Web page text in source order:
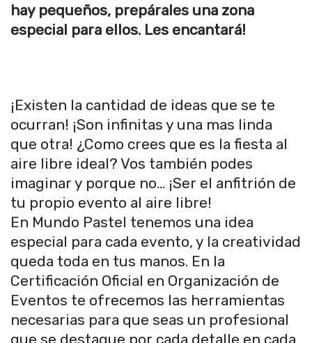
hay pequeños, prepárales una zona
especial para ellos. Les encantará!
¡Existen la cantidad de ideas que se te
ocurran! ¡Son infinitas y una mas linda
que otra! ¿Como crees que es la fiesta al
aire libre ideal? Vos también podes
imaginar y porque no… ¡Ser el anfitrión de
tu propio evento al aire libre!
En Mundo Pastel tenemos una idea
especial para cada evento, y la creatividad
queda toda en tus manos. En la
Certificación Oficial en Organización de
Eventos te ofrecemos las herramientas
necesarias para que seas un profesional
que se destaque por cada detalle en cada